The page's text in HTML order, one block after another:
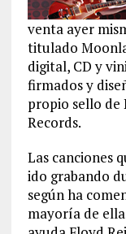
venta ayer
titulado
digital, CD y
firmados y
propio sello de
Records.
Las canciones
ido grabando
según ha
mayoría de